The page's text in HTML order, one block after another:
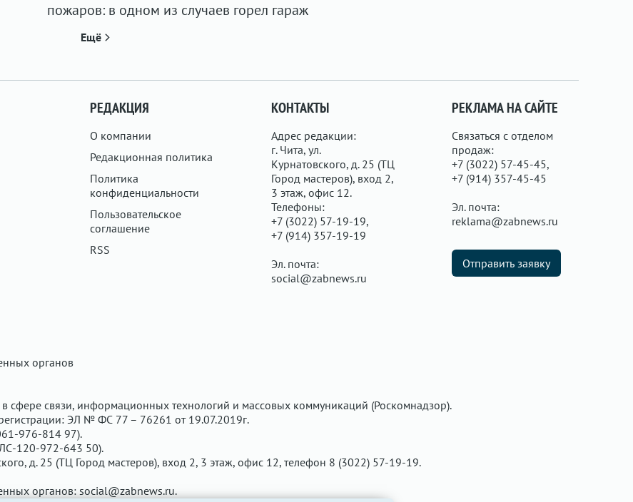
пожаров: в одном из случаев горел гараж
Ещё
РЕДАКЦИЯ
О компании
Редакционная политика
Политика
конфиденциальности
Пользовательское
соглашение
RSS
КОНТАКТЫ
Адрес редакции:
г. Чита, ул.
Курнатовского, д. 25 (ТЦ
Город мастеров), вход 2,
3 этаж, офис 12.
Телефоны:
+7 (3022) 57-19-19,
+7 (914) 357-19-19
Эл. почта:
social@zabnews.ru
РЕКЛАМА НА САЙТЕ
Связаться с отделом
продаж:
+7 (3022) 57-45-45,
+7 (914) 357-45-45
Эл. почта:
reklama@zabnews.ru
Отправить заявку
органов
сфере связи, информационных технологий и массовых коммуникаций (Роскомнадзор).
ЭЛ № ФС 77 – 76261 от 19.07.2019г.
976-814 97).
120-972-643 50).
д. 25 (ТЦ Город мастеров), вход 2, 3 этаж, офис 12, телефон 8 (3022) 57-19-19.
органов: social@zabnews.ru.